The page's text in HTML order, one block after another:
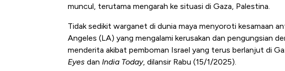
muncul, terutama mengarah ke situasi di Gaza, Palestina.
Tidak sedikit warganet di dunia maya menyoroti kesamaan
Angeles (LA) yang mengalami kerusakan dan pengungsian
menderita akibat pemboman Israel yang terus berlanjut di
Eyes dan India Today, dilansir Rabu (15/1/2025).